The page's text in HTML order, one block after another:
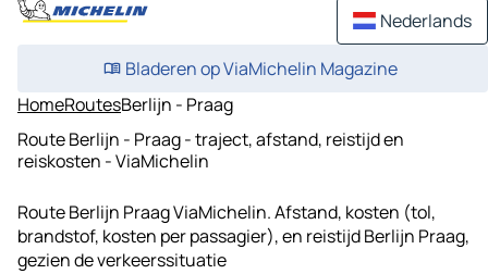
Nederlands
Bladeren op ViaMichelin Magazine
HomeRoutesBerlijn - Praag
Route Berlijn - Praag - traject, afstand, reistijd en
reiskosten - ViaMichelin
Route Berlijn Praag ViaMichelin. Afstand, kosten (tol,
brandstof, kosten per passagier), en reistijd Berlijn Praag,
gezien de verkeerssituatie